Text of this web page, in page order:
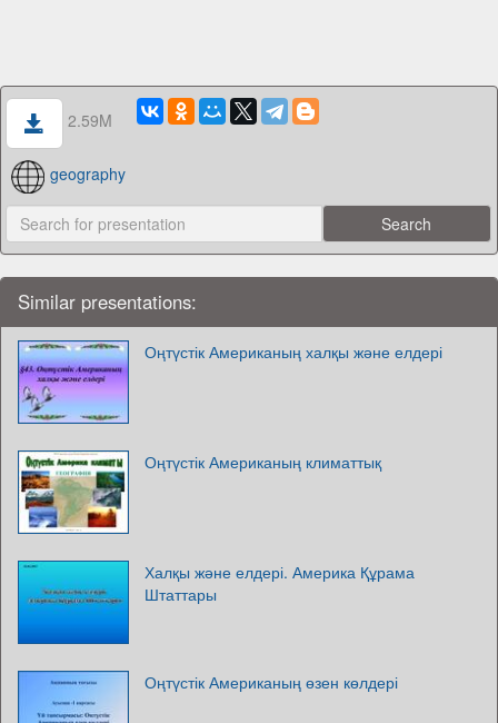
2.59M
geography
Similar presentations:
Оңтүстік Американың халқы және елдері
Оңтүстік Американың климаттық
Халқы және елдері. Америка Құрама
Штаттары
Оңтүстік Американың өзен көлдері